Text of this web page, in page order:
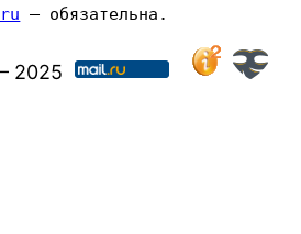
— обязательна.
2025